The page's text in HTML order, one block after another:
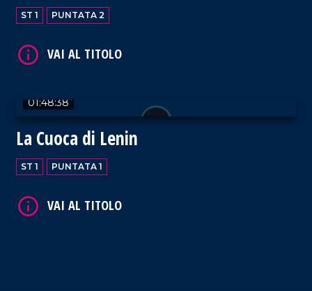
ST 1 PUNTATA 2
01:48:38
La Cuoca di Lenin
ST 1 PUNTATA 1